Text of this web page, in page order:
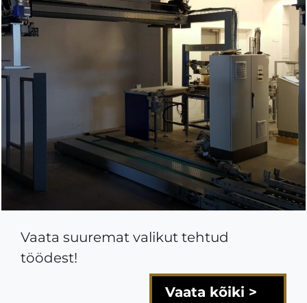
Vaata suuremat valikut tehtud
töödest!
Vaata kõiki >